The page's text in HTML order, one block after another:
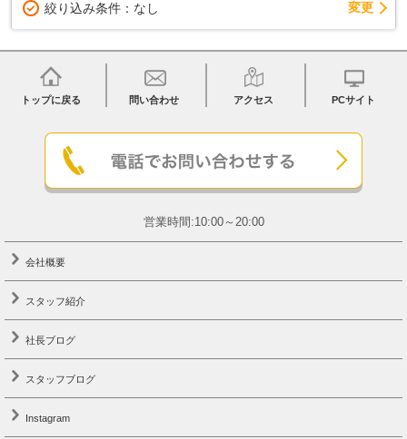
絞り込み条件： なし 変更
トップに戻る 問い合わせ アクセス PCサイト
営業時間:10:00～20:00
会社概要
スタッフ紹介
社長ブログ
スタッフブログ
Instagram